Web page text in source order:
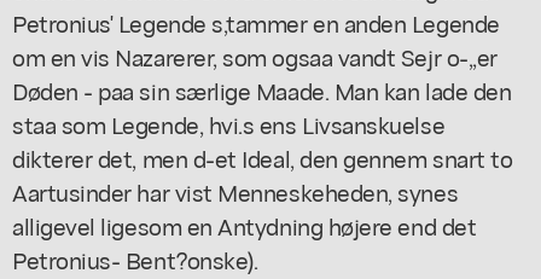
Petronius' Legende s,tammer en anden Legende
om en vis Nazarerer, som ogsaa vandt Sejr o-,,er
Døden - paa sin særlige Maade. Man kan lade den
staa som Legende, hvi.s ens Livsanskuelse
dikterer det, men d-et Ideal, den gennem snart to
Aartusinder har vist Menneskeheden, synes
alligevel ligesom en Antydning højere end det
Petronius- Bent?onske).